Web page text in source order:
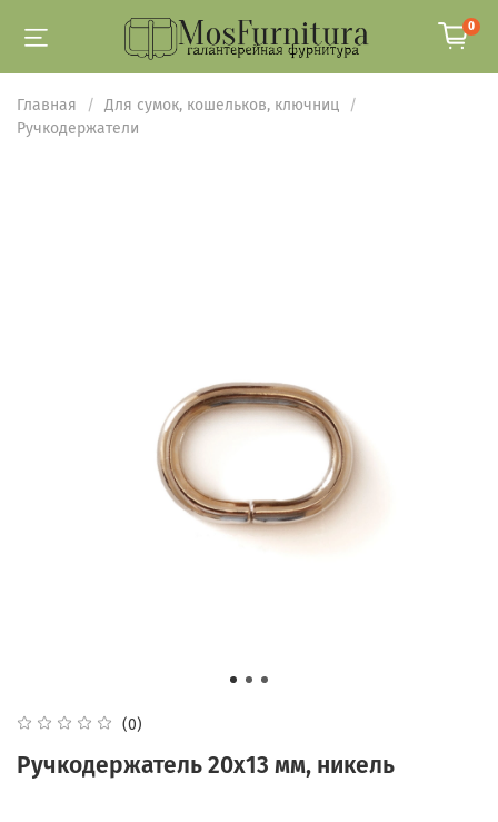
0
Главная
Для сумок, кошельков, ключниц
Ручкодержатели
(0)
Ручкодержатель 20х13 мм, никель